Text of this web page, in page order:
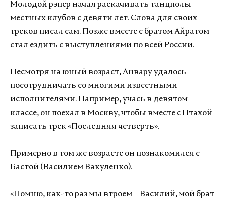
Молодой рэпер начал раскачивать танцполы
местных клубов с девяти лет. Слова для своих
треков писал сам. Позже вместе с братом Айратом
стал ездить с выступлениями по всей России.
Несмотря на юный возраст, Анвару удалось
посотрудничать со многими известными
исполнителями. Например, учась в девятом
классе, он поехал в Москву, чтобы вместе с Птахой
записать трек «Последняя четверть».
Примерно в том же возрасте он познакомился с
Бастой (Василием Вакуленко).
«Помню, как-то раз мы втроем – Василий, мой брат